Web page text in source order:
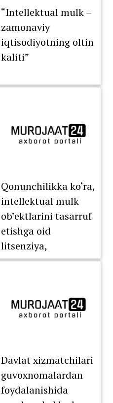
“Intellektual mulk –
zamonaviy
iqtisodiyotning oltin
kaliti”
Qonunchilikka ko‘ra,
intellektual mulk
ob’ektlarini tasarruf
etishga oid
litsenziya,
sublitsenziya va
shartnomalar to‘liq
elektron ro‘yxatdan
Davlat xizmatchilari
guvoxnomalardan
foydalanishida